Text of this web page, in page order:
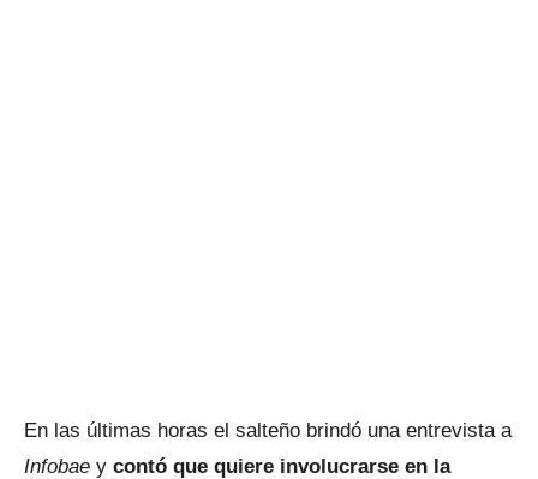
En las últimas horas el salteño brindó una entrevista a
Infobae y contó que quiere involucrarse en la